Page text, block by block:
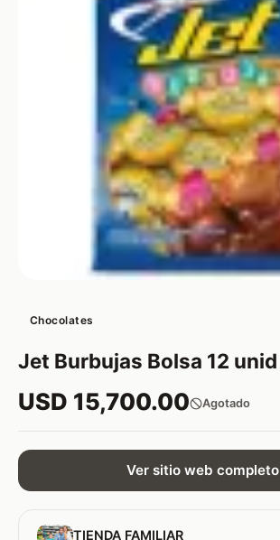
Chocolates
Jet Burbujas Bolsa 12 unid
USD 15,700.00 Agotado
Ver sitio web completo
TIENDA FAMILIAR